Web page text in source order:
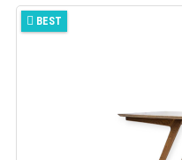
BEST